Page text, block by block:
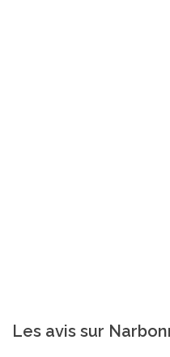
Les avis sur